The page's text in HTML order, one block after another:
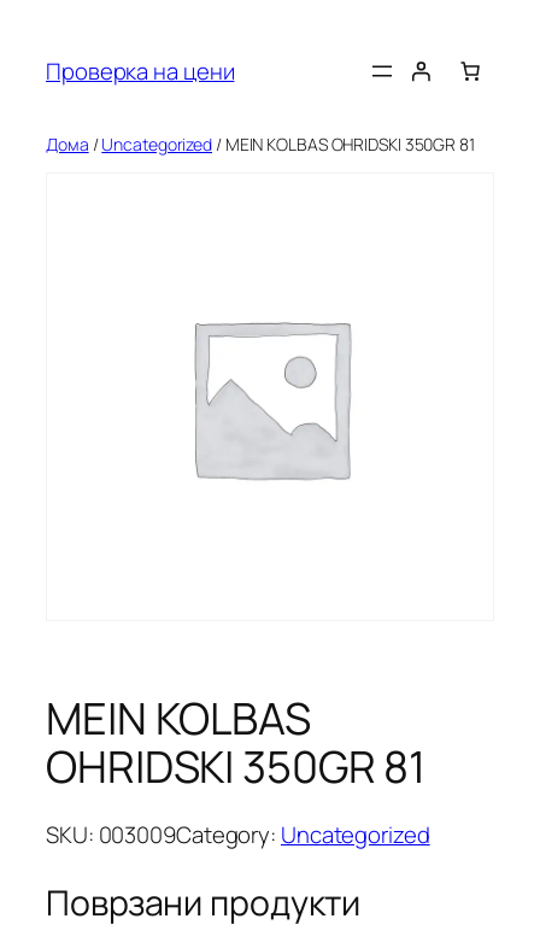
содржината
Проверка на цени
Дома /Uncategorized / MEIN KOLBAS OHRIDSKI 350GR 81
MEIN KOLBAS
OHRIDSKI 350GR 81
SKU: 003009Category: Uncategorized
Поврзани продукти